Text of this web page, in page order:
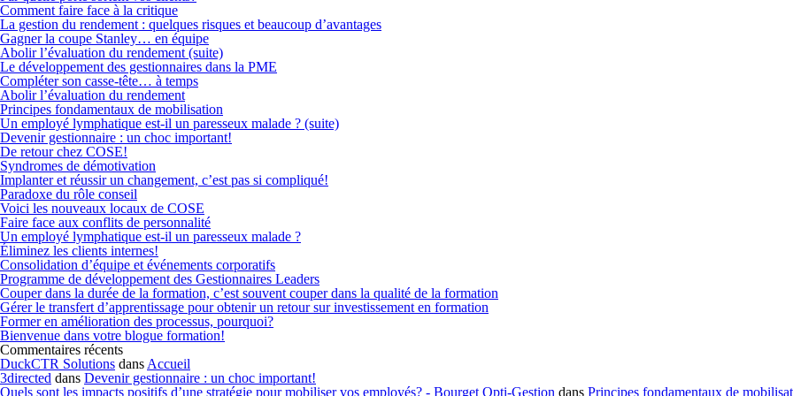
Comment faire face à la critique
La gestion du rendement : quelques risques et beaucoup d’avantages
Gagner la coupe Stanley… en équipe
Abolir l’évaluation du rendement (suite)
Le développement des gestionnaires dans la PME
Compléter son casse-tête… à temps
Abolir l’évaluation du rendement
Principes fondamentaux de mobilisation
Un employé lymphatique est-il un paresseux malade ? (suite)
Devenir gestionnaire : un choc important!
De retour chez COSE!
Syndromes de démotivation
Implanter et réussir un changement, c’est pas si compliqué!
Paradoxe du rôle conseil
Voici les nouveaux locaux de COSE
Faire face aux conflits de personnalité
Un employé lymphatique est-il un paresseux malade ?
Éliminez les clients internes!
Consolidation d’équipe et événements corporatifs
Programme de développement des Gestionnaires Leaders
Couper dans la durée de la formation, c’est souvent couper dans la qualité de la formation
Gérer le transfert d’apprentissage pour obtenir un retour sur investissement en formation
Former en amélioration des processus, pourquoi?
Bienvenue dans votre blogue formation!
Commentaires récents
DuckCTR Solutions dans Accueil
3directed dans Devenir gestionnaire : un choc important!
Quels sont les impacts positifs d’une stratégie pour mobiliser vos employés? - Bourget Opti-Gestion dans Principes fondamentaux de